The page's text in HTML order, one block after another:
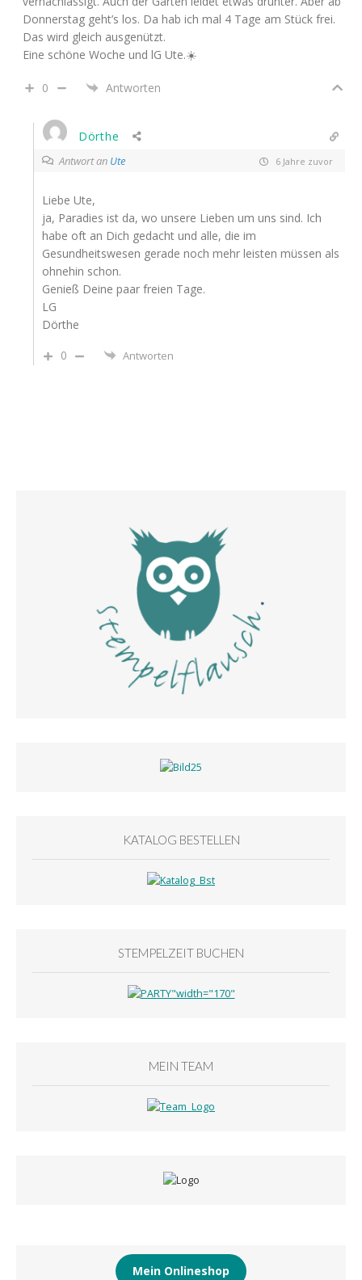
Donnerstag geht’s los. Da hab ich mal 4 Tage am Stück frei.
Das wird gleich ausgenützt.
Eine schöne Woche und lG Ute.☀️
0 Antworten
Dörthe
Antwort an Ute 6 Jahre zuvor
Liebe Ute,
ja, Paradies ist da, wo unsere Lieben um uns sind. Ich
habe oft an Dich gedacht und alle, die im
Gesundheitswesen gerade noch mehr leisten müssen als
ohnehin schon.
Genieß Deine paar freien Tage.
LG
Dörthe
0
Antworten
KATALOG BESTELLEN
STEMPELZEIT BUCHEN
MEIN TEAM
Mein Onlineshop